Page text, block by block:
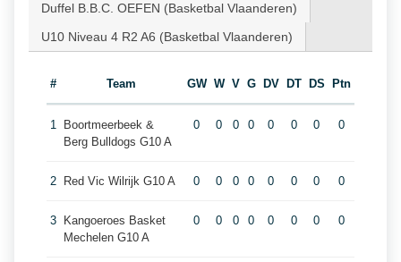
Duffel B.B.C. OEFEN (Basketbal Vlaanderen)
U10 Niveau 4 R2 A6 (Basketbal Vlaanderen)
# Team GW W V G DV DT DS Ptn
1
Boortmeerbeek &
Berg Bulldogs G10 A
0 0 0 0 0 0 0 0
2 Red Vic Wilrijk G10 A 0 0 0 0 0 0 0 0
3
Kangoeroes Basket
Mechelen G10 A
0 0 0 0 0 0 0 0